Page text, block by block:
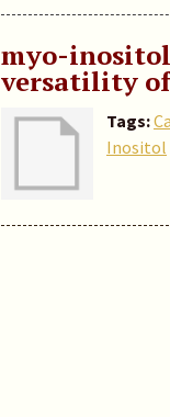
myo-
versatility
Tags:
Inositol